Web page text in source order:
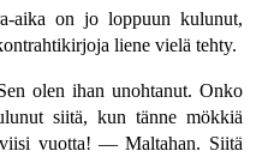
aika on jo loppuun kulunut,
liene vielä tehty.
olen ihan unohtanut. Onko
siitä, kun tänne mökkiä
vuotta! — Maltahan. Siitä